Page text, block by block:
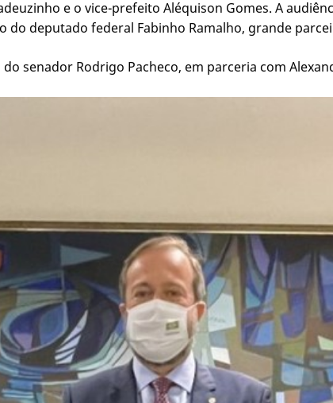
e o vice-prefeito Aléquison Gomes. A
do deputado federal Fabinho Ramalho, grande
senador Rodrigo Pacheco, em parceria com